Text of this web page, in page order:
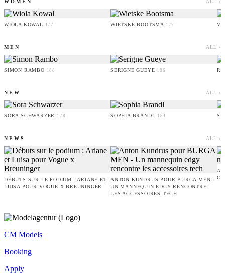
WOMEN ALL ›
WIOLA KOWAL 177 WIETSKE BOOTSMA 177
MEN ALL ›
SIMON RAMBO 188 SERIGNE GUEYE 186
NEW ALL ›
SORA SCHWARZER 178 SOPHIA BRANDL 181
NEWS ALL ›
DÉBUTS SUR LE PODIUM : ARIANE ET
LUISA POUR VOGUE X BREUNINGER
ANTON KUNDRUS POUR BURGA MEN -
UN MANNEQUIN EDGY RENCONTRE
LES ACCESSOIRES TECH
CM Models
Booking
Apply